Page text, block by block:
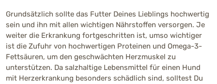
Grundsätzlich sollte das Futter Deines Lieblings hochwertig
sein und ihn mit allen wichtigen Nährstoffen versorgen. Je
weiter die Erkrankung fortgeschritten ist, umso wichtiger
ist die Zufuhr von hochwertigen Proteinen und Omega-3-
Fettsäuren, um den geschwächten Herzmuskel zu
unterstützen. Da salzhaltige Lebensmittel für einen Hund
mit Herzerkrankung besonders schädlich sind, solltest Du